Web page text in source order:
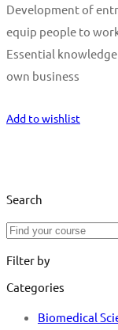
Development of
equip people to
Essential
own business
Add to wishlist
Search
Search
Filter by
Categories
Biomedical